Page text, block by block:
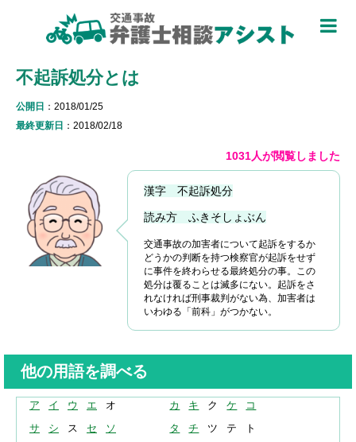
不起訴処分とは
公開日 ：2018/01/25
最終更新日 ：2018/02/18
1031人が閲覧しました
漢字 不起訴処分
読み方 ふきそしょぶん
交通事故の加害者について起訴をするか
どうかの判断を持つ検察官が起訴をせず
に事件を終わらせる最終処分の事。この
処分は覆ることは滅多にない。起訴をさ
れなければ刑事裁判がない為、加害者は
いわゆる「前科」がつかない。
他の用語を調べる
ア イ ウ エ オ カ キ ク ケ
コ
サ
シ ス セ ソ タ チ ツ テ
ト
被害者のための基礎知識 ▼
被害者になったら
過失割合について知る
休業損害について知る
弁護士特約について知る
加害者側について知る
被害に関する用語を知る
解決までの流れ ▼